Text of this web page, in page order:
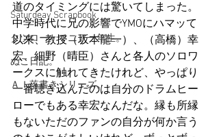
Saturdeay Scrapbook
タツロー・マニア一年生。
ぬこ日記。
ＡＩ落書きシリーズ。
道のタイミングには驚いてしまった。
中学時代に兄の影響でYMOにハマッて
以来、教授（坂本龍一）、（高橋）幸
宏、細野（晴臣）さんと各人のソロワ
ークスに触れてきたけれど、やっぱり
一番聴き込んだのは自分のドラムヒー
ローでもある幸宏なんだな。縁も所縁
もないただのファンの自分が何か言う